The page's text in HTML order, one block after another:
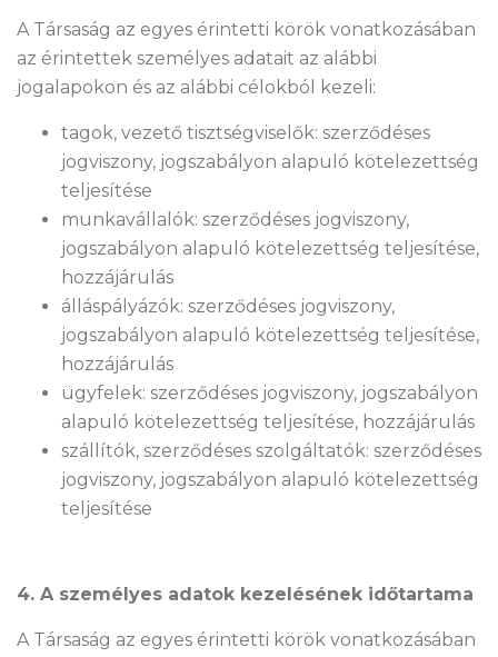
A Társaság az egyes érintetti körök vonatkozásában
az érintettek személyes adatait az alábbi
jogalapokon és az alábbi célokból kezeli:
tagok, vezető tisztségviselők: szerződéses
jogviszony, jogszabályon alapuló kötelezettség
teljesítése
munkavállalók: szerződéses jogviszony,
jogszabályon alapuló kötelezettség teljesítése,
hozzájárulás
álláspályázók: szerződéses jogviszony,
jogszabályon alapuló kötelezettség teljesítése,
hozzájárulás
ügyfelek: szerződéses jogviszony, jogszabályon
alapuló kötelezettség teljesítése, hozzájárulás
szállítók, szerződéses szolgáltatók: szerződéses
jogviszony, jogszabályon alapuló kötelezettség
teljesítése
4. A személyes adatok kezelésének időtartama
A Társaság az egyes érintetti körök vonatkozásában